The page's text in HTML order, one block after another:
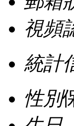
視頻
統計
性別